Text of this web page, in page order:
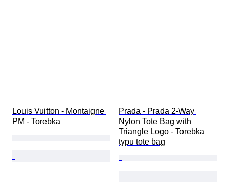
Louis Vuitton - Montaigne
PM - Torebka
Prada - Prada 2-Way
Nylon Tote Bag with
Triangle Logo - Torebka
typu tote bag